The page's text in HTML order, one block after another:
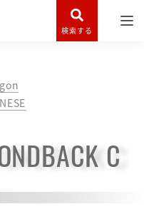
検索する
C